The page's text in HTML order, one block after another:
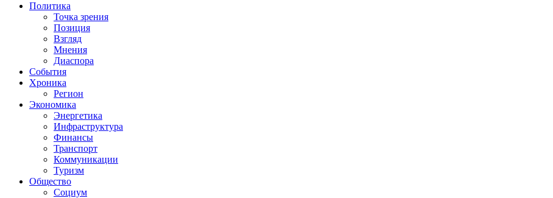
Политика
Точка зрения
Позиция
Взгляд
Мнения
Диаспора
События
Хроника
Регион
Экономика
Энергетика
Инфраструктура
Финансы
Транспорт
Коммуникации
Туризм
Общество
Социум